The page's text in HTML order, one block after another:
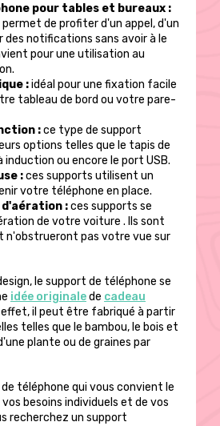
pour tables et bureaux :
de profiter d'un appel, d'un
des notifications sans avoir à le
pour une utilisation au
:idéal pour une fixation facile
tableau de bord ou votre pare-
:ce type de support
options telles que le tapis de
induction ou encore le port USB.
:ces supports utilisent un
votre téléphone en place.
:ces supports se
de votre voiture . Ils sont
n'obstrueront pas votre vue sur
le support de téléphone se
idée originalede cadeau
effet, il peut être fabriqué à partir
telles que le bambou, le bois et
plante ou de graines par
téléphone qui vous convient le
besoins individuels et de vos
recherchez un support